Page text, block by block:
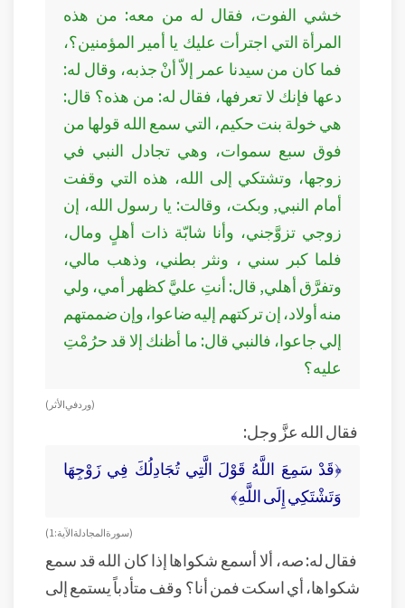
خشي الفوت، فقال له من معه: من هذه
المرأة التي اجترأت عليك يا أمير المؤمنين؟،
فما كان من سيدنا عمر إلاّ أنْ جذبه، وقال له:
دعها فإنك لا تعرفها، فقال له: من هذه؟ قال:
هي خولة بنت حكيم، التي سمع الله قولها من
فوق سبع سموات، وهي تجادل النبي في
زوجها، وتشتكي إلى الله، هذه التي وقفت
أمام النبي, وبكت، وقالت: يا رسول الله، إن
زوجي تزوَّجني، وأنا شابّة ذات أهلٍ ومال،
فلما كبر سني ، ونثر بطني، وذهب مالي،
وتفرَّق أهلي, قال: أنتِ عليَّ كظهر أمي، ولي
منه أولاد، إن تركتهم إليه ضاعوا، وإن ضممتهم
إلي جاعوا، فالنبي قال: ما أظنك إلا قد حرُمْتِ
عليه؟
( ورد في الأثر)
فقال الله عزَّ وجل:
﴿قَدْ سَمِعَ اللَّهُ قَوْلَ الَّتِي تُجَادِلُكَ فِي زَوْجِهَا
وَتَشْتَكِي إِلَى اللَّهِ﴾
( سورة المجادلة الآية: 1)
فقال له: صه، ألا أسمع شكواها إذا كان الله قد سمع
شكواها، أي اسكت فمن أنا؟ وقف متأدباً يستمع إلى